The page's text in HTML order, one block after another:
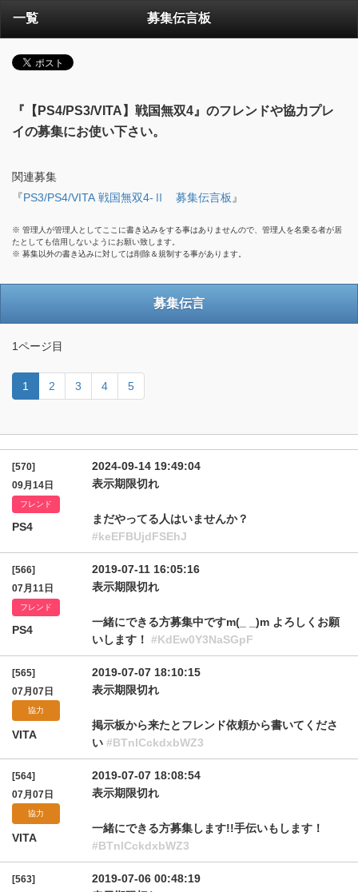
一覧 募集伝言板
『【PS4/PS3/VITA】戦国無双4』のフレンドや協力プレ
イの募集にお使い下さい。
関連募集
『PS3/PS4/VITA 戦国無双4-Ⅱ 募集伝言板 』
※ 管理人が管理人としてここに書き込みをする事はありませんので、管理人を名乗る者が居
たとしても信用しないようにお願い致します。
※ 募集以外の書き込みに対しては削除＆規制する事があります。
募集伝言
1ページ目
1 2 3 4 5
[570]
09月14日
フレンド
PS4
2024-09-14 19:49:04
表示期限切れ
まだやってる人はいませんか？
#keEFBUjdFSEhJ
[566]
07月11日
フレンド
PS4
2019-07-11 16:05:16
表示期限切れ
一緒にできる方募集中ですm(_ _)m よろしくお願
いします！ #KdEw0Y3NaSGpF
[565]
07月07日
協力
VITA
2019-07-07 18:10:15
表示期限切れ
掲示板から来たとフレンド依頼から書いてくださ
い #BTnlCckdxbWZ3
[564]
07月07日
協力
VITA
2019-07-07 18:08:54
表示期限切れ
一緒にできる方募集します!!手伝いもします！
#BTnlCckdxbWZ3
[563]
2019-07-06 00:48:19